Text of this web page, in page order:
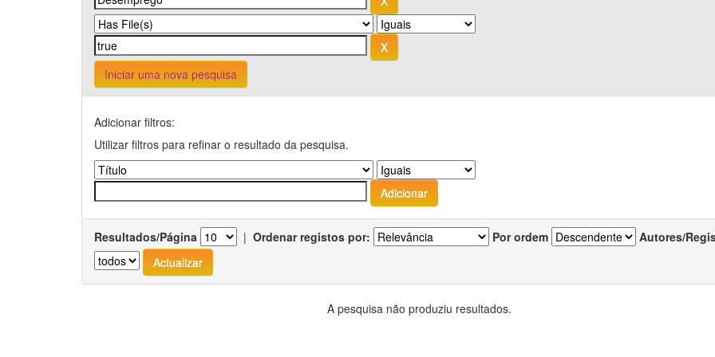
Iniciar uma nova pesquisa
Adicionar filtros:
Utilizar filtros para refinar o resultado da pesquisa.
Resultados/Página | Ordenar registos por: Por ordem Autores/
A pesquisa não produziu resultados.